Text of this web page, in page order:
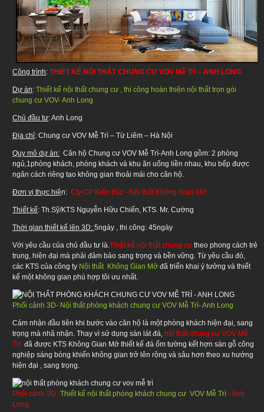
Công trình: THIẾT KẾ NỘI THẤT CHUNG CƯ VOV Mễ Trì – ANH LONG
Dự án: Thiết kế nội thất chung cư , thi công hoàn thiện nội thất trọn gói
chung cư VOV- Anh Long
Chủ đầu tư: Anh Long
Địa chỉ: Chung cư VOV Mễ Trì – Từ Liêm – Hà Nội
Quy mô dự án: Căn hộ Chung cư VOV Mễ Trì-Anh Long gồm: 2 phòng
ngủ,1phòng khách, phòng khách và khu ăn uống liền nhau, khu bếp được
ngăn cách riêng tạo không gian thoải mái cho căn hộ.
Đơn vị thực hiện: Cty CP Kiến trúc - Nội thất Không Gian Mở
Thiết kế: Th.Sỹ/KTS Nguyễn Hữu Chiến, KTS. Mr. Cường
Thời gian thiết kế lên 3D: 5ngày , thi công: 45ngày
Với yêu cầu của chủ đầu tư là.Thiết kế nội thất chung cư theo phong cách trẻ
trung, hiện đại mà phải đảm bảo sang trọng và bền vững. Từ yêu cầu đó,
các KTS của công ty Nội thất Không Gian Mở đã triển khai ý tưởng và thiết
kế một không gian phù hợp tôi ưu nhất.
Phối cảnh 3D- Nội thất phòng khách chung cư VOV Mễ Trì- Anh Long
Cảm nhận đầu tiên khi bước vào căn hộ là một phòng khách hiện đại, sang
trọng mà nhã nhặn. Thay vì sử dụng sàn lát đá, nội thất chung cư VOV Mễ
Trì đã được KTS Không Gian Mở thiết kế đá ốm tường kết hợn sàn gỗ công
nghiệp sáng bóng khiến không gian trở lên rộng và sâu hơn theo xu hướng
hiện đại , sang trọng.
Phối cảnh 3D -Thiết kế nội thất phòng khách chung cư VOV Mễ Trì - Anh
Long